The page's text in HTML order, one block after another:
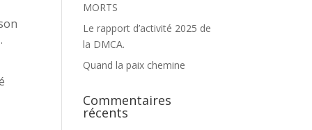
MORTS
Le rapport d’activité 2025 de
la DMCA.
Quand la paix chemine
Commentaires
récents